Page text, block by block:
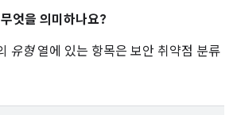
엇을 의미하나요?
유형열에 있는 항목은 보안 취약점 분류